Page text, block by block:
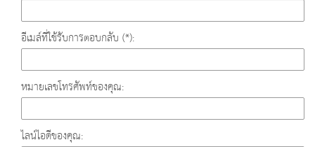
อีเมล์ที่ใช้รับการตอบกลับ (*):
หมายเลขโทรศัพท์ของคุณ:
ไลน์ไอดีของคุณ: